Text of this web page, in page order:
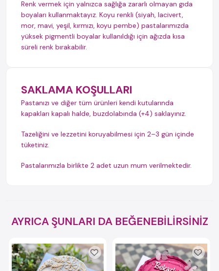
Renk vermek için yalnızca sağlığa zararlı olmayan gıda
boyaları kullanmaktayız. Koyu renkli (siyah, lacivert,
mor, mavi, yeşil, kırmızı, koyu pembe) pastalarımızda
yüksek pigmentli boyalar kullanıldığı için ağızda kısa
süreli renk bırakabilir.
SAKLAMA KOŞULLARI
Pastanızı ve diğer tüm ürünleri kendi kutularında
kapakları kapalı halde, buzdolabında (+4) saklayınız.
Tazeliğini ve lezzetini koruyabilmesi için 2–3 gün içinde
tüketiniz.
Pastalarımızla birlikte 2 adet uzun mum verilmektedir.
AYRICA ŞUNLARI DA BEĞENEBİLİRSİNİZ